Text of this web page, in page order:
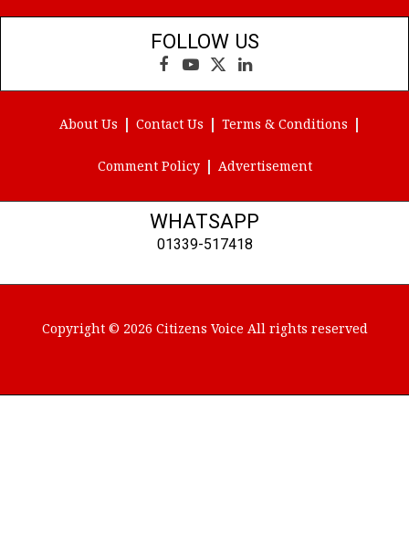
FOLLOW US
Facebook
YouTube
X
(Twitter)
LinkedIn
About Us Contact Us Terms & Conditions
Comment Policy Advertisement
WHATSAPP
01339-517418
Copyright © 2026 Citizens Voice All rights reserved